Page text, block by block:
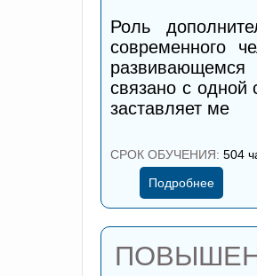
Роль
современного
развивающемся
связано с
заставляет ме
СРОК ОБУЧЕНИЯ: 504
Подробнее